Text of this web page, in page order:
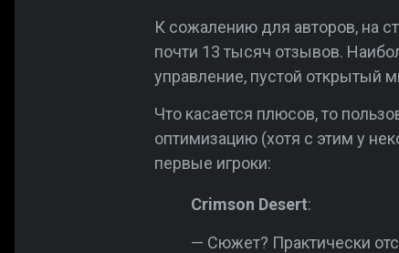
К сожалению для авторов, на
почти 13 тысяч отзывов.
управление, пустой открытый
Что касается плюсов, то
оптимизацию (хотя с этим у
первые игроки:
Crimson Desert:
— Сюжет? Практически